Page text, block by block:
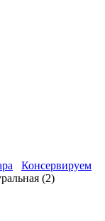
Консервируем
(2)